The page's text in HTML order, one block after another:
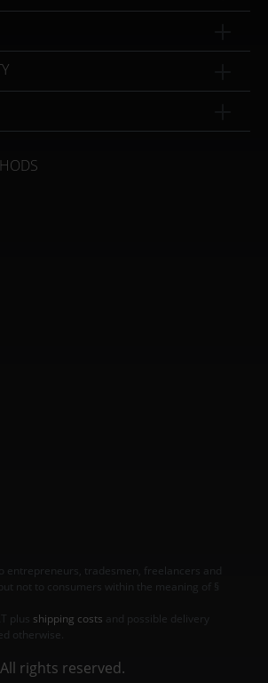
entrepreneurs, tradesmen, freelancers and
not to consumers within the meaning of §
plus shipping costs and possible delivery
otherwise.
rights reserved.